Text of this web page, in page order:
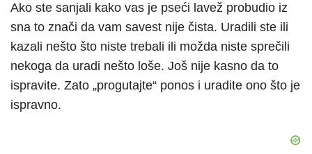
Ako ste sanjali kako vas je pseći lavež probudio iz
sna to znači da vam savest nije čista. Uradili ste ili
kazali nešto što niste trebali ili možda niste sprečili
nekoga da uradi nešto loše. Još nije kasno da to
ispravite. Zato „progutajte“ ponos i uradite ono što je
ispravno.